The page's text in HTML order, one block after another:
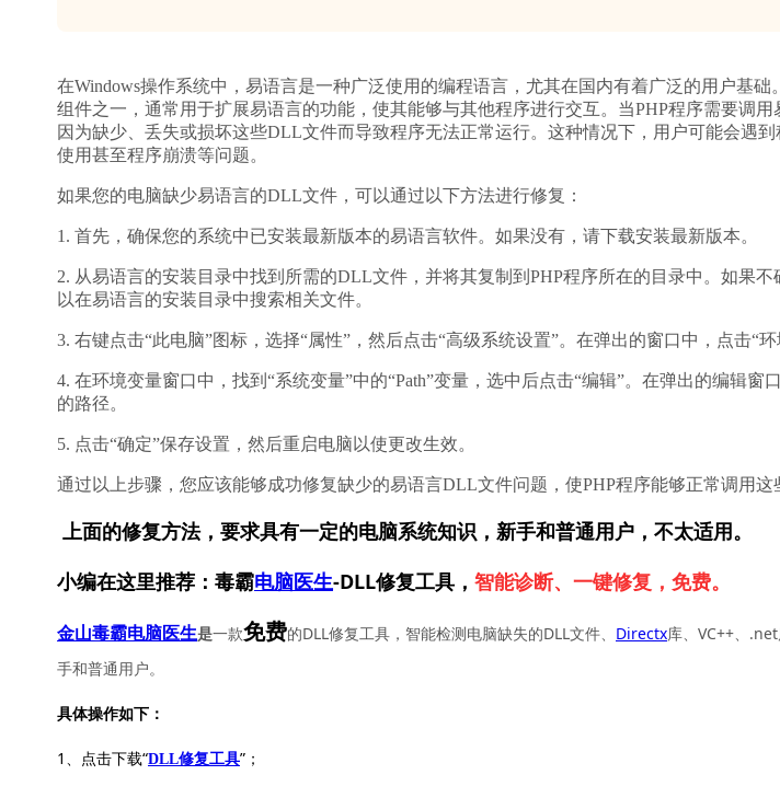
在Windows操作系统中，易语言是一种广泛使用的编程语言，尤其在国内有着广泛的用户基础
组件之一，通常用于扩展易语言的功能，使其能够与其他程序进行交互。当PHP程序需要调
因为缺少、丢失或损坏这些DLL文件而导致程序无法正常运行。这种情况下，用户可能会遇
使用甚至程序崩溃等问题。
如果您的电脑缺少易语言的DLL文件，可以通过以下方法进行修复：
1. 首先，确保您的系统中已安装最新版本的易语言软件。如果没有，请下载安装最新版本。
2. 从易语言的安装目录中找到所需的DLL文件，并将其复制到PHP程序所在的目录中。如果
以在易语言的安装目录中搜索相关文件。
3. 右键点击“此电脑”图标，选择“属性”，然后点击“高级系统设置”。在弹出的窗口中，点击“环
4. 在环境变量窗口中，找到“系统变量”中的“Path”变量，选中后点击“编辑”。在弹出的编辑窗
的路径。
5. 点击“确定”保存设置，然后重启电脑以使更改生效。
通过以上步骤，您应该能够成功修复缺少的易语言DLL文件问题，使PHP程序能够正常调用这
上面的修复方法，要求具有一定的电脑系统知识，新手和普通用户，不太适用。
小编在这里推荐：毒霸电脑医生-DLL修复工具， 智能诊断、一键修复，免费。
金山毒霸电脑医生是一款免费的DLL修复工具，智能检测电脑缺失的DLL文件、 Directx库、VC++、
手和普通用户。
具体操作如下：
1、点击下载“DLL修复工具”；